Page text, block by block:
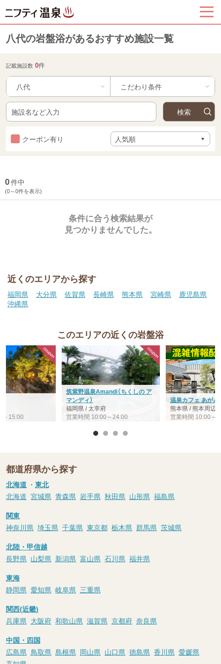
八代の岩盤浴があるおすすめ施設一覧
記載施設数 0件
八代
クーポン有り
0件中
(0～0件を表示)
条件に合う検索結果が
見つかりませんでした。
近くのエリアから探す
福岡県 大分県 佐賀県 長崎県 熊本県 宮崎県
鹿児島県
沖縄県
このエリアの近くの岩盤浴
～15:00
筑紫野温泉Amandi（ちくしの ア
マンディ）
福岡県 / 太宰府
営業時間 10:00～24:00
温泉カフェ あがん
熊本県 / 熊本周辺
営業時間 10:00～
都道府県から探す
北海道 ・ 東北
北海道 宮城県 青森県 岩手県 秋田県 山形県 福島県
関東
神奈川県 埼玉県 千葉県 東京都 栃木県 群馬県 茨城県
北陸・甲信越
長野県 山梨県 新潟県 富山県 石川県 福井県
東海
静岡県 愛知県 岐阜県 三重県
関西(近畿)
兵庫県 大阪府 和歌山県 滋賀県 京都府 奈良県
中国・四国
広島県 鳥取県 島根県 岡山県 山口県 徳島県 香川県 愛媛県